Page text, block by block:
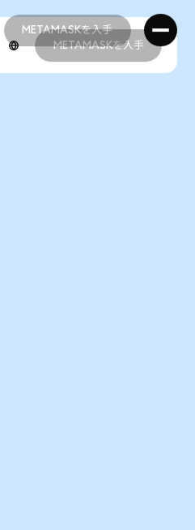
METAMASKを入手
METAMASKを入手
METAMASKを入手